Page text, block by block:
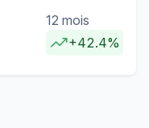
12 mois
+42.4%